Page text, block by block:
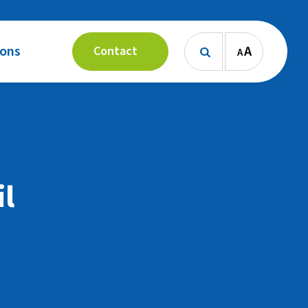
Contact  AA